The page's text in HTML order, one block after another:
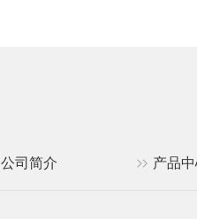
公司简介 产品